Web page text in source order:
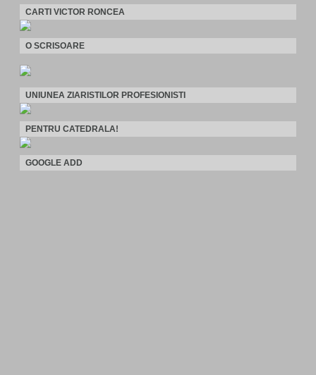
CARTI VICTOR RONCEA
O SCRISOARE
UNIUNEA ZIARISTILOR PROFESIONISTI
PENTRU CATEDRALA!
GOOGLE ADD